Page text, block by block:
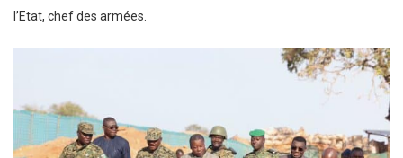
l’Etat, chef des armées.